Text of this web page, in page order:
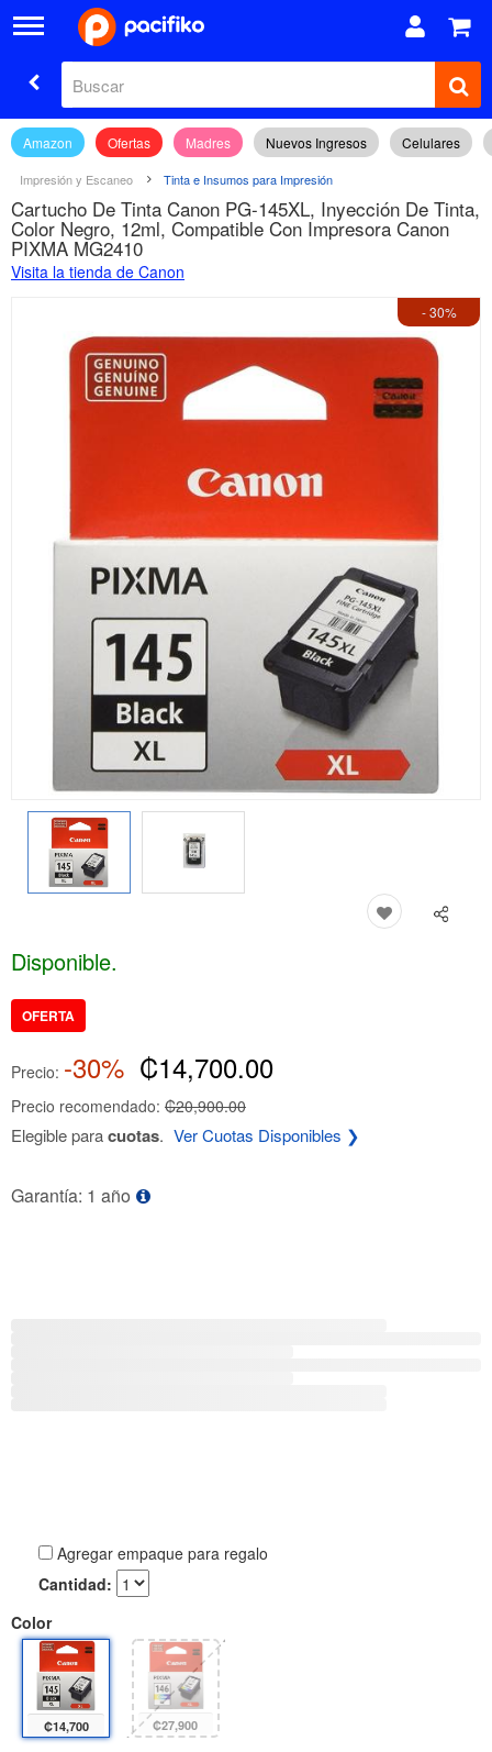
Amazon Ofertas Madres Nuevos Ingresos Celulares
Impresión y Escaneo Tinta e Insumos para Impresión
Cartucho De Tinta Canon PG-145XL, Inyección De Tinta,
Color Negro, 12ml, Compatible Con Impresora Canon
PIXMA MG2410
Visita la tienda de Canon
- 30%
Disponible.
OFERTA
Precio: -30% ₡14,700.00
Precio recomendado: ₡20,900.00
Elegible paracuotas. Ver Cuotas Disponibles ❯
Garantía: 1 año
Agregar empaque para regalo
Cantidad:
Color
₡14,700 ₡27,900